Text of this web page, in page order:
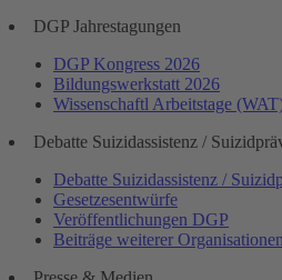
DGP Jahrestagungen
DGP Kongress 2026
Bildungswerkstatt 2026
Wissenschaftl Arbeitstage
Debatte Suizidassistenz /
Debatte Suizidassistenz /
Gesetzesentwürfe
Veröffentlichungen DGP
Beiträge weiterer Organisationen